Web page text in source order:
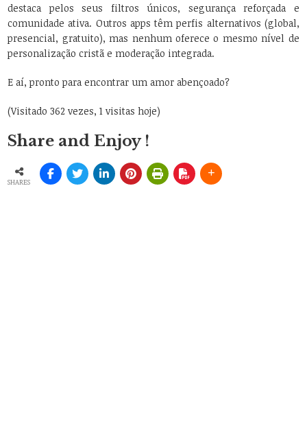
destaca pelos seus filtros únicos, segurança reforçada e
comunidade ativa. Outros apps têm perfis alternativos (global,
presencial, gratuito), mas nenhum oferece o mesmo nível de
personalização cristã e moderação integrada.
E aí, pronto para encontrar um amor abençoado?
(Visitado 362 vezes, 1 visitas hoje)
Share and Enjoy !
SHARES